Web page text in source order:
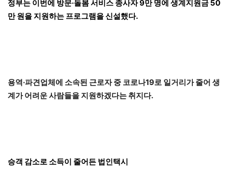
정부는 이번에 방문·돌봄 서비스 종사자 9만 명에 생계지원금 50
만 원을 지원하는 프로그램을 신설했다.
용역·파견업체에 소속된 근로자 중 코로나19로 일거리가 줄어 생
계가 어려운 사람들을 지원하겠다는 취지다.
승객 감소로 소득이 줄어든 법인택시